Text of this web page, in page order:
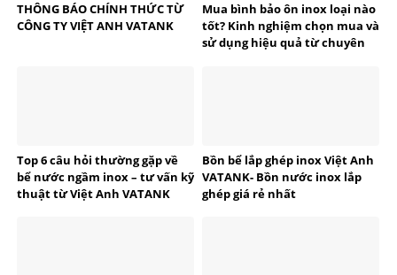
THÔNG BÁO CHÍNH THỨC TỪ
CÔNG TY VIỆT ANH VATANK
Mua bình bảo ôn inox loại nào
tốt? Kinh nghiệm chọn mua và
sử dụng hiệu quả từ chuyên
Top 6 câu hỏi thường gặp về
bể nước ngầm inox – tư vấn kỹ
thuật từ Việt Anh VATANK
Bồn bể lắp ghép inox Việt Anh
VATANK- Bồn nước inox lắp
ghép giá rẻ nhất